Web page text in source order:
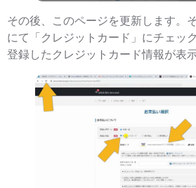
その後、このページを更新します。
にて「クレジットカード」にチェッ
登録したクレジットカード情報が表